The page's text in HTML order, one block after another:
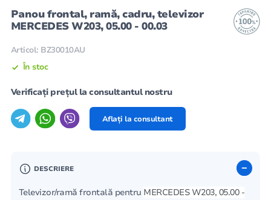
Panou frontal, ramă, cadru, televizor
MERCEDES W203, 05.00 - 00.03
Articol: BZ30010AU
În stoc
Verificați prețul la consultantul nostru
Aflați la consultant
DESCRIERE
Televizor/ramă frontală pentru MERCEDES W203, 05.00 -